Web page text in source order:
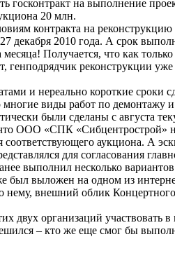
госконтракт на выполнение
20 млн.
контракта на
декабря 2010 года. А срок
месяца! Получается, что как
генподрядчик реконструкции
и нереально короткие сроки
многие виды работ по демонтажу
были сделаны с августа
ООО «СПК «Сибцентрострой»
соответствующего аукциона. А
для согласования
выполнил несколько
был выложен на одном из
нему, внешний облик
двух организаций участвовать
– кто же еще смог бы